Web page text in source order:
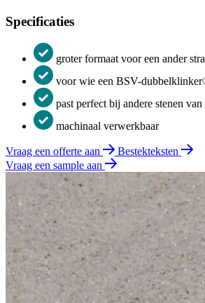
Specificaties
groter formaat voor een ander
voor wie een BSV-
past perfect bij andere stenen
machinaal verwerkbaar
Vraag een offerte aan
Bestekteksten
Vraag een sample aan